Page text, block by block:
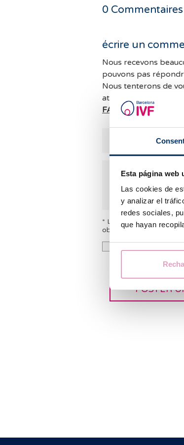
Esta página web
Las cookies de
y analizar el
redes sociales,
que hayan
0 Commentaires
écrire un
Nous recevons
pouvons pas
Nous tenterons de
attendant, nous vous
FAQ
au cas où celles-
* Les champs indiqués
obligatoirement.